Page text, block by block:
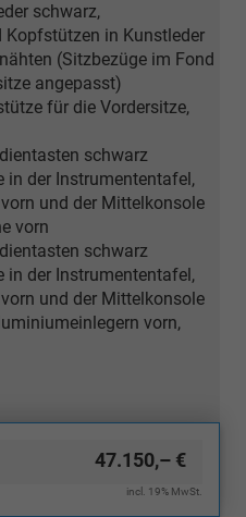
schwarz,
Kopfstützen in Kunstleder
(Sitzbezüge im Fond
angepasst)
für die Vordersitze,
schwarz
in der Instrumententafel,
und der Mittelkonsole
vorn
schwarz
in der Instrumententafel,
und der Mittelkonsole
vorn,
der Vordersitze und nicht
47.150,– €
incl. 19% MwSt.